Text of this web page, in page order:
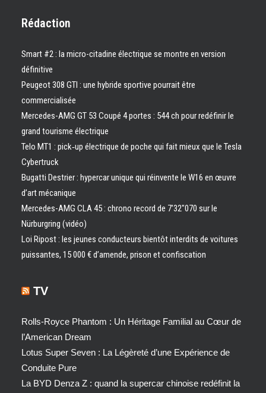
Rédaction
Smart #2 : la micro-citadine électrique se montre en version
définitive
Peugeot 308 GTI : une hybride sportive pourrait être
commercialisée
Mercedes-AMG GT 53 Coupé 4 portes : 544 ch pour redéfinir le
grand tourisme électrique
Telo MT1 : pick‑up électrique de poche qui fait mieux que le Tesla
Cybertruck
Bugatti Destrier : hypercar unique qui réinvente le W16 en œuvre
d’art mécanique
Mercedes-AMG CLA 45 : chrono record de 7’32″070 sur le
Nürburgring (vidéo)
Loi Ripost : les jeunes conducteurs bientôt interdits de voitures
puissantes, 15 000 € d’amende, prison et confiscation
TV
Rolls-Royce Phantom : Un Héritage Familial au Cœur de
l’American Dream
Lotus Super Seven : La Légèreté d’une Expérience de
Conduite Pure
La BYD Denza Z : quand la supercar chinoise redéfinit la